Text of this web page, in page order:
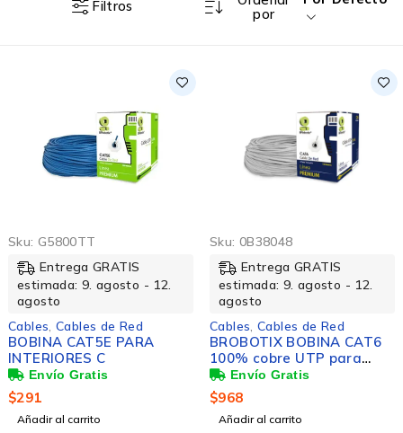
Filtros
por
Sku: G5800TT
Entrega GRATIS
estimada: 9. agosto - 12.
agosto
Cables Cables de Red
BOBINA CAT5E PARA
INTERIORES C
$291
Añadir al carrito
Sku: 0B38048
Entrega GRATIS
estimada: 9. agosto - 12.
agosto
Cables Cables de Red
BROBOTIX BOBINA CAT6
100% cobre UTP para
interiores 100 METROS
COLOR Gris - Rollo Cable
UTP para Red Solida - 4
pares - Instalaciones
$968
Añadir al carrito